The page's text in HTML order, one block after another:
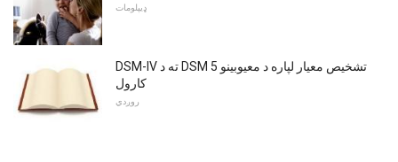
ډیپلومات
DSM-IV ته د DSM 5 تشخیص معیار لپاره د معیوبینو
کارول
روږدي